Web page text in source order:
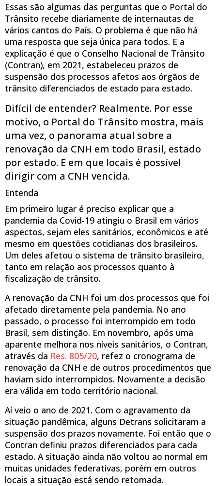
Essas são algumas das perguntas que o Portal do
Trânsito recebe diariamente de internautas de
vários cantos do País. O problema é que não há
uma resposta que seja única para todos. E a
explicação é que o Conselho Nacional de Trânsito
(Contran), em 2021, estabeleceu prazos de
suspensão dos processos afetos aos órgãos de
trânsito diferenciados de estado para estado.
Difícil de entender? Realmente. Por esse
motivo, o Portal do Trânsito mostra, mais
uma vez, o panorama atual sobre a
renovação da CNH em todo Brasil, estado
por estado. E em que locais é possível
dirigir com a CNH vencida.
Entenda
Em primeiro lugar é preciso explicar que a
pandemia da Covid-19 atingiu o Brasil em vários
aspectos, sejam eles sanitários, econômicos e até
mesmo em questões cotidianas dos brasileiros.
Um deles afetou o sistema de trânsito brasileiro,
tanto em relação aos processos quanto à
fiscalização de trânsito.
A renovação da CNH foi um dos processos que foi
afetado diretamente pela pandemia. No ano
passado, o processo foi interrompido em todo
Brasil, sem distinção. Em novembro, após uma
aparente melhora nos níveis sanitários, o Contran,
através da Res. 805/20, refez o cronograma de
renovação da CNH e de outros procedimentos que
haviam sido interrompidos. Novamente a decisão
era válida em todo território nacional.
Aí veio o ano de 2021. Com o agravamento da
situação pandêmica, alguns Detrans solicitaram a
suspensão dos prazos novamente. Foi então que o
Contran definiu prazos diferenciados para cada
estado. A situação ainda não voltou ao normal em
muitas unidades federativas, porém em outros
locais a situação está sendo retomada.